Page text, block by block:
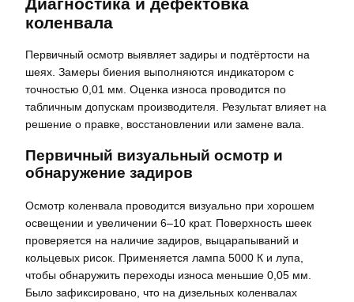
коленвала
Первичный осмотр выявляет задиры и подтёртости на
шеях. Замеры биения выполняются индикатором с
точностью 0,01 мм. Оценка износа проводится по
табличным допускам производителя. Результат влияет на
решение о правке, восстановлении или замене вала.
Первичный визуальный осмотр и
обнаружение задиров
Осмотр коленвала проводится визуально при хорошем
освещении и увеличении 6–10 крат. Поверхность шеек
проверяется на наличие задиров, выцарапываний и
кольцевых рисок. Применяется лампа 5000 К и лупа,
чтобы обнаружить переходы износа меньшие 0,05 мм.
Было зафиксировано, что на дизельных коленвалах